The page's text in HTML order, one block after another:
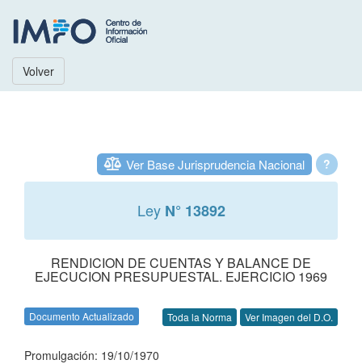
Volver
?
Ver Base Jurisprudencia Nacional
Ley N° 13892
RENDICION DE CUENTAS Y BALANCE DE
EJECUCION PRESUPUESTAL. EJERCICIO 1969
Documento Actualizado Toda la Norma Ver Imagen del D.O.
Promulgación: 19/10/1970